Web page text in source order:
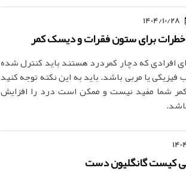
1404/10/28
برای ستون فقرات و دیسک کمر
افرادی که دچار کمردرد هستند باید کنترل شده
یا مربی باشد. باید به این نکته توجه کنید
شما مفید نیست و ممکن است درد را افزایش
کیست گانگلیون دست